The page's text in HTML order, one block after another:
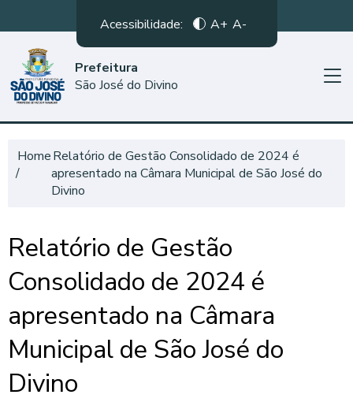
Acessibilidade: A+ A-
Prefeitura
São José do Divino
HomeRelatório de Gestão Consolidado de 2024 é
apresentado na Câmara Municipal de São José do
Divino
Relatório de Gestão
Consolidado de 2024 é
apresentado na Câmara
Municipal de São José do
Divino